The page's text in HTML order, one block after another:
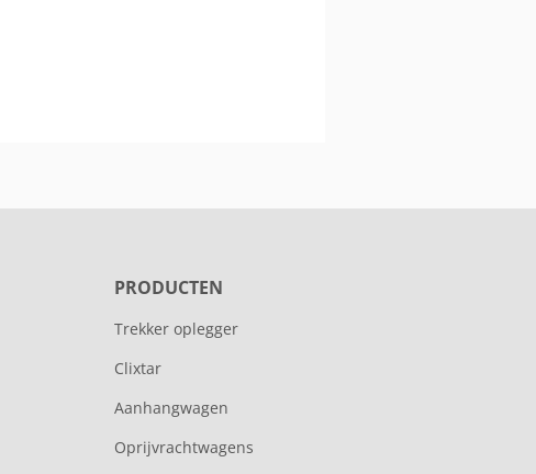
PRODUCTEN
Trekker oplegger
Clixtar
Aanhangwagen
Oprijvrachtwagens